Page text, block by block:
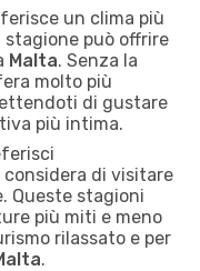
un clima più
stagione può offrire
Malta. Senza la
molto più
di gustare
più intima.
considera di visitare
Queste stagioni
più miti e meno
rilassato e per
.